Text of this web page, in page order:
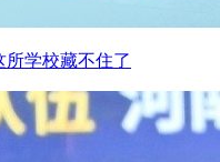
学校藏不住了